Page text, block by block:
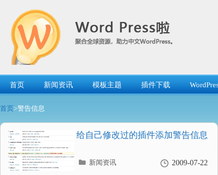
首页 新闻资讯 模板主题 插件下载
首页 >警告信息
给自己修改过的插件添加警告信息
2009-07-22
分
新闻资讯